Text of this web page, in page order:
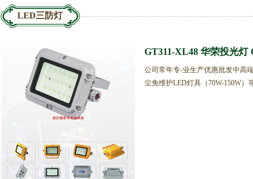
LED三防灯
GT311-XL48 华荣投光灯
公司常年专-业生产优惠批发中高
尘免维护LED灯具（70W-150W）